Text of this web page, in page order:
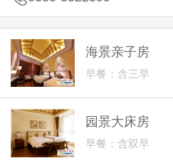
海景亲子房
早餐：含三早
园景大床房
早餐：含双早